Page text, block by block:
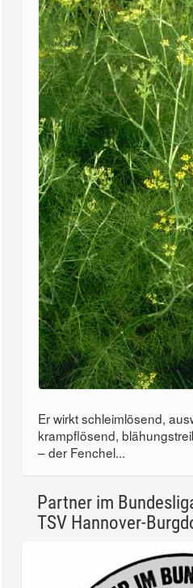
Er wirkt schleimlösend,
krampflösend,
– der Fenchel...
Partner im
TSV Hannover-